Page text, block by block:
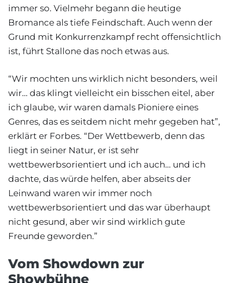
immer so. Vielmehr begann die heutige
Bromance als tiefe Feindschaft. Auch wenn der
Grund mit Konkurrenzkampf recht offensichtlich
ist, führt Stallone das noch etwas aus.
“Wir mochten uns wirklich nicht besonders, weil
wir… das klingt vielleicht ein bisschen eitel, aber
ich glaube, wir waren damals Pioniere eines
Genres, das es seitdem nicht mehr gegeben hat”,
erklärt er Forbes. “Der Wettbewerb, denn das
liegt in seiner Natur, er ist sehr
wettbewerbsorientiert und ich auch… und ich
dachte, das würde helfen, aber abseits der
Leinwand waren wir immer noch
wettbewerbsorientiert und das war überhaupt
nicht gesund, aber wir sind wirklich gute
Freunde geworden.”
Vom Showdown zur
Showbühne